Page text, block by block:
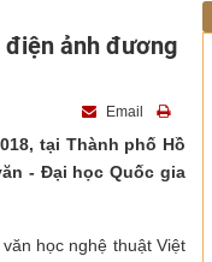
điện ảnh đương
Email
tại Thành phố Hồ
- Đại học Quốc gia
học nghệ thuật Việt